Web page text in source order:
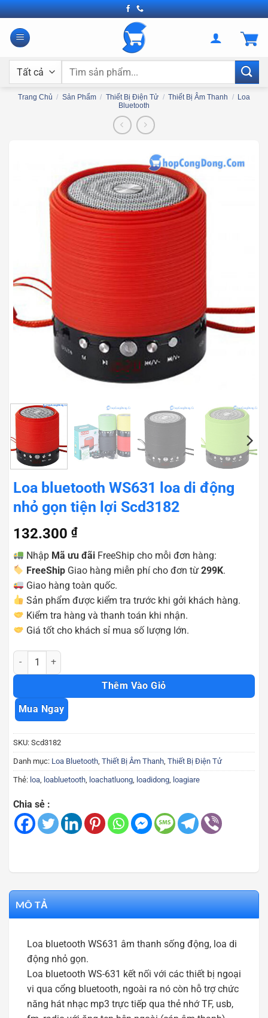
Bỏ
qua
nội
Tìm
Trang Chủ / Sản Phẩm / Thiết Bị Điện Tử / Thiết Bị Âm Thanh / Loa
Bluetooth
Loa bluetooth WS631 loa di động
nhỏ gọn tiện lợi Scd3182
132.300 ₫
Nhập Mã ưu đãi FreeShip cho mỗi đơn hàng:
FreeShip Giao hàng miễn phí cho đơn từ299K.
Giao hàng toàn quốc.
Sản phẩm được kiểm tra trước khi gởi khách hàng.
Kiểm tra hàng và thanh toán khi nhận.
Giá tốt cho khách sỉ mua số lượng lớn.
Loa bluetooth WS631 loa di động nhỏ gọn tiện lợi Scd3182 số
Thêm Vào Giỏ
Mua Ngay
SKU: Scd3182
Danh mục: Loa Bluetooth, Thiết Bị Âm Thanh, Thiết Bị Điện Tử
Thẻ: loa, loabluetooth, loachatluong, loadidong, loagiare
Chia sẻ :
MÔ TẢ
Loa bluetooth WS631 âm thanh sống động, loa di
động nhỏ gọn.
Loa bluetooth WS-631 kết nối với các thiết bị ngoại
vi qua cổng bluetooth, ngoài ra nó còn hỗ trợ chức
năng hát nhạc mp3 trực tiếp qua thẻ nhớ TF, usb,